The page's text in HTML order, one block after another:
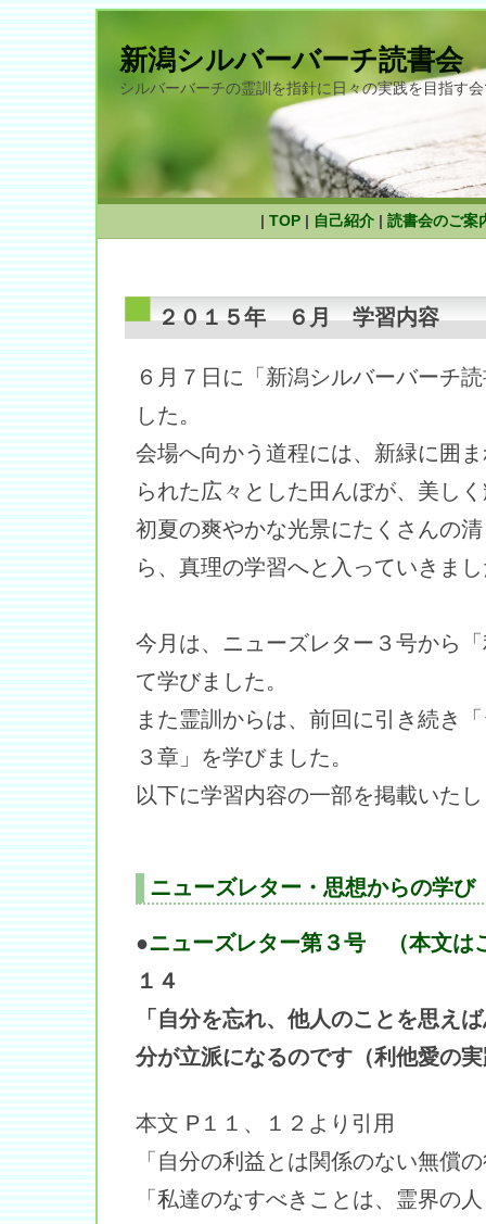
新潟シルバーバーチ読書会
シルバーバーチの霊訓を指針に日々の実践を目指す
| TOP | 自己紹介 | 読書会のご案
２０１５年 ６月 学習内容
６月７日に「新潟シルバーバーチ
した。
会場へ向かう道程には、新緑に囲
られた広々とした田んぼが、美し
初夏の爽やかな光景にたくさんの
ら、真理の学習へと入っていきま
今月は、ニューズレター３号から
て学びました。
また霊訓からは、前回に引き続き
３章」を学びました。
以下に学習内容の一部を掲載いた
ニューズレター・思想からの学び
●ニューズレター第３号 （本文は
１４
「自分を忘れ、他人のことを思え
分が立派になるのです（利他愛の
本文 P１１、１２より引用
「自分の利益とは関係のない無償
「私達のなすべきことは、霊界の